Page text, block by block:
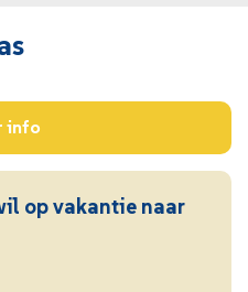
info
op vakantie naar